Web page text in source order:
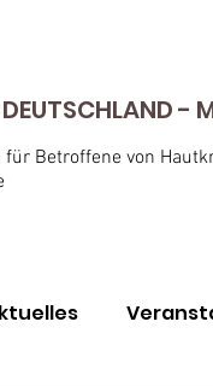
-
Betroffene von